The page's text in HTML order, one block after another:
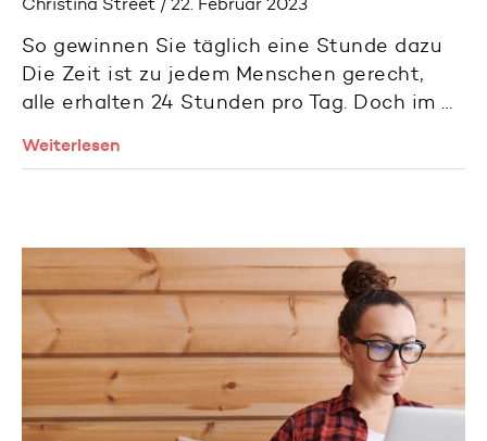
So gewinnen Sie täglich eine Stunde dazu
Die Zeit ist zu jedem Menschen gerecht,
alle erhalten 24 Stunden pro Tag. Doch im …
Weiterlesen